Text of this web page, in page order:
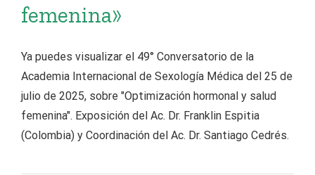
femenina»
Ya puedes visualizar el 49° Conversatorio de la
Academia Internacional de Sexología Médica del 25 de
julio de 2025, sobre "Optimización hormonal y salud
femenina". Exposición del Ac. Dr. Franklin Espitia
(Colombia) y Coordinación del Ac. Dr. Santiago Cedrés.